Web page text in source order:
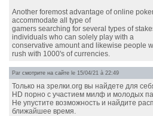
Another foremost advantage of online
accommodate all type of
gamers searching for several types of
individuals who can solely play with a
conservative amount and likewise people
rush with 1000's of currencies.
Par смотрите на сайте le 15/04/21 à 22:49
Только на зрелки.org вы найдете для
HD порно с участием милф и молодых
Не упустите возможность и найдите
ближайшее время.